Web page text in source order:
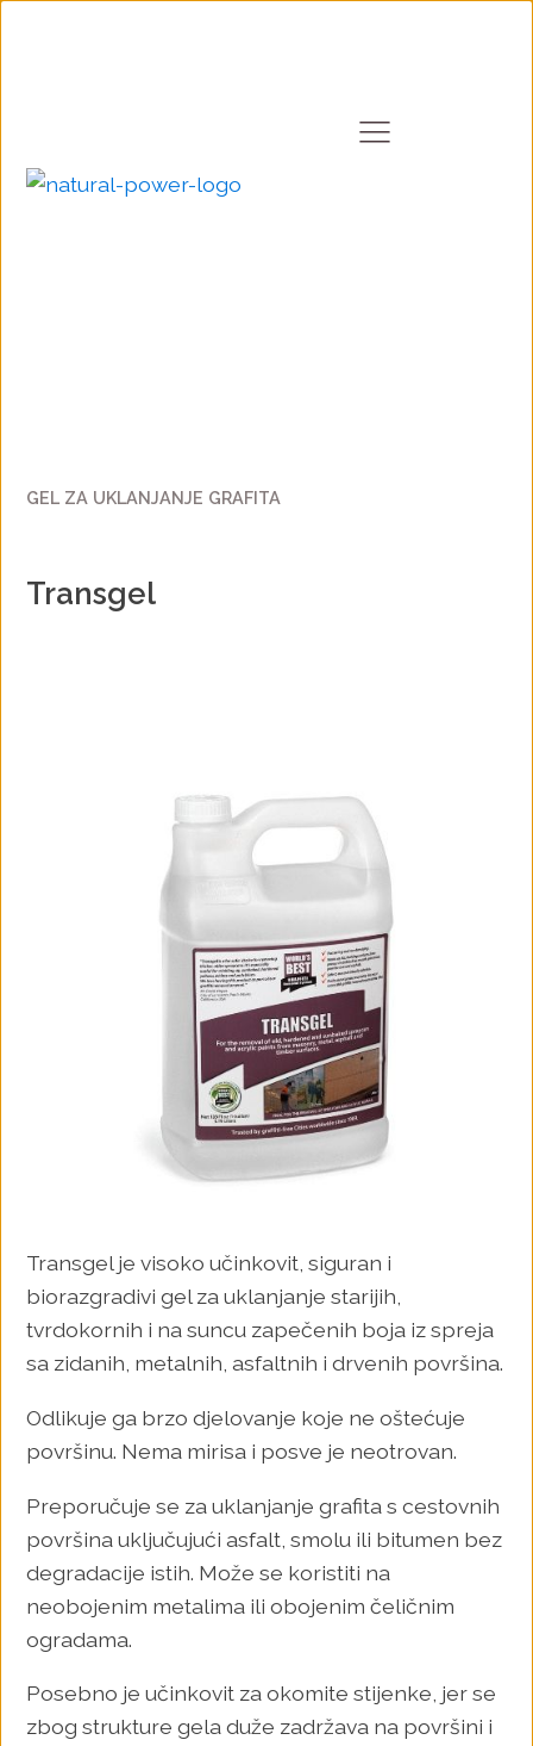
GEL ZA UKLANJANJE GRAFITA
Transgel
Transgel je visoko učinkovit, siguran i
biorazgradivi gel za uklanjanje starijih,
tvrdokornih i na suncu zapečenih boja iz spreja
sa zidanih, metalnih, asfaltnih i drvenih površina.
Odlikuje ga brzo djelovanje koje ne oštećuje
površinu. Nema mirisa i posve je neotrovan.
Preporučuje se za uklanjanje grafita s cestovnih
površina uključujući asfalt, smolu ili bitumen bez
degradacije istih. Može se koristiti na
neobojenim metalima ili obojenim čeličnim
ogradama.
Posebno je učinkovit za okomite stijenke, jer se
zbog strukture gela duže zadržava na površini i